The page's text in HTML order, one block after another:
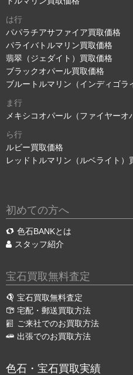
は行
パパラチアサファイア買取価格
パライバトルマリン買取価格
翡翠（ジェダイト）買取価格
ブラックオパール買取価格
ブルートルマリン（インディゴラ
ま行
メキシコオパール（ファイヤーオ
ら行
ルビー買取価格
レッドトルマリン（ルベライト）
初めての方へ
色石BANKとは
スタッフ紹介
宝石買取無料査定
宝石買取無料査定
宅配・郵送買取方法
ご来社でのお買取方法
出張でのお買取方法
色石・宝石買取実績